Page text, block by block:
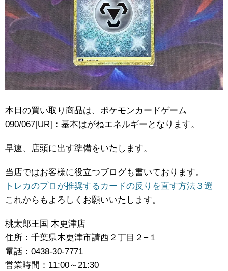
本日の買い取り商品は、ポケモンカードゲーム
090/067[UR]：基本はがねエネルギーとなります。
早速、店頭に出す準備をいたします。
当店ではお客様に役立つブログも書いております。
トレカのプロが推奨するカードの反りを直す方法３選
これからもよろしくお願いいたします。
桃太郎王国 木更津店
住所：千葉県木更津市請西２丁目２−１
電話：0438-30-7771
営業時間：11:00～21:30